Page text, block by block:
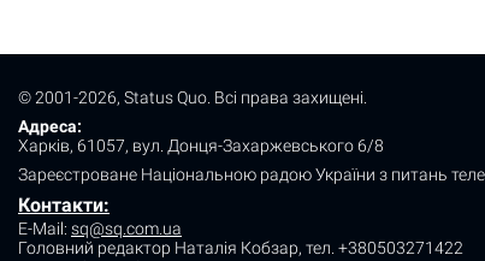
© 2001-2026, Status Quo. Всі права захищені.
Адреса:
Харків, 61057, вул. Донця-Захаржевського 6/8
Зареєстроване Національною радою України з питань
Контакти:
E-Mail: sq@sq.com.ua
Головний редактор Наталія Кобзар, тел. +380503271422